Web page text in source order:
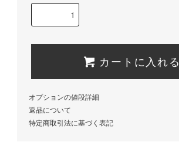
カートに入れる
オプションの値段詳細
返品について
特定商取引法に基づく表記